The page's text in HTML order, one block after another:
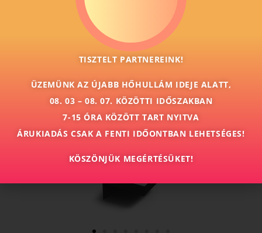
Benutzerdefinierte Anzeigetypen
TISZTELT PARTNEREINK!
ÜZEMÜNK AZ ÚJABB HŐHULLÁM IDEJE ALATT,
08. 03 – 08. 07. KÖZÖTTI IDŐSZAKBAN
7-15 ÓRA KÖZÖTT TART NYITVA
ÁRUKIADÁS CSAK A FENTI IDŐONTBAN LEHETSÉGES!
KÖSZÖNJÜK MEGÉRTÉSÜKET!